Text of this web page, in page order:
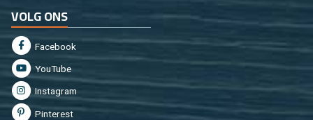
VOLG ONS
Fa­cebook
You­Tu­be
In­st­agram
Pin­te­rest